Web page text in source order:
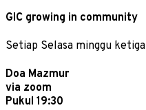
GIC growing in community
Setiap Selasa minggu ketiga
Doa Mazmur
via zoom
Pukul 19:30